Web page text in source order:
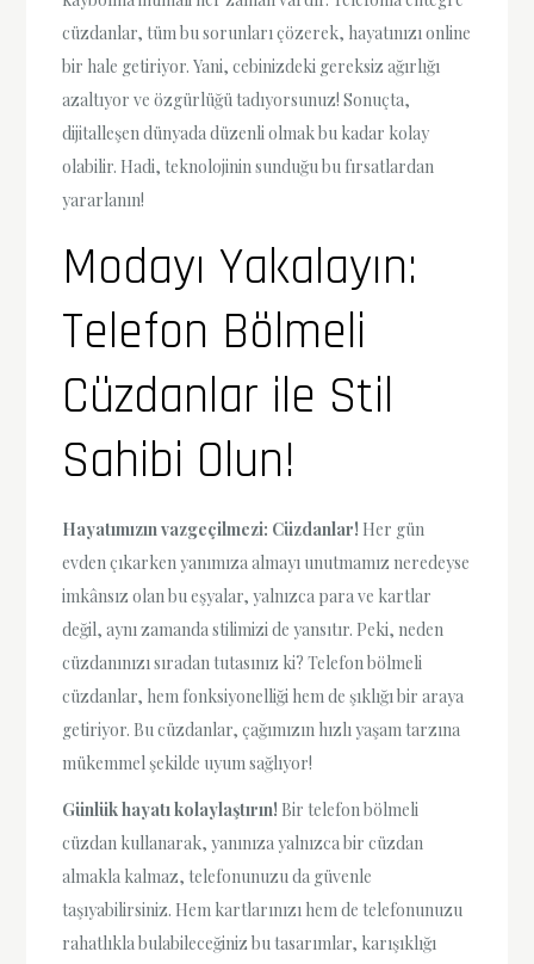
cüzdanlar, tüm bu sorunları çözerek, hayatınızı online
bir hale getiriyor. Yani, cebinizdeki gereksiz ağırlığı
azaltıyor ve özgürlüğü tadıyorsunuz! Sonuçta,
dijitalleşen dünyada düzenli olmak bu kadar kolay
olabilir. Hadi, teknolojinin sunduğu bu fırsatlardan
yararlanın!
Modayı Yakalayın:
Telefon Bölmeli
Cüzdanlar ile Stil
Sahibi Olun!
Hayatımızın vazgeçilmezi: Cüzdanlar! Her gün
evden çıkarken yanımıza almayı unutmamız neredeyse
imkânsız olan bu eşyalar, yalnızca para ve kartlar
değil, aynı zamanda stilimizi de yansıtır. Peki, neden
cüzdanınızı sıradan tutasınız ki? Telefon bölmeli
cüzdanlar, hem fonksiyonelliği hem de şıklığı bir araya
getiriyor. Bu cüzdanlar, çağımızın hızlı yaşam tarzına
mükemmel şekilde uyum sağlıyor!
Günlük hayatı kolaylaştırın! Bir telefon bölmeli
cüzdan kullanarak, yanınıza yalnızca bir cüzdan
almakla kalmaz, telefonunuzu da güvenle
taşıyabilirsiniz. Hem kartlarınızı hem de telefonunuzu
rahatlıkla bulabileceğiniz bu tasarımlar, karışıklığı